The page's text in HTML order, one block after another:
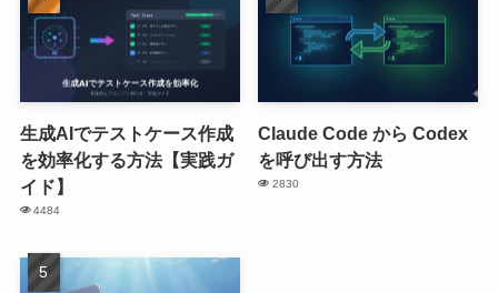
生成AIでテストケース作成
を効率化する方法【実践ガ
イド】
4484
Claude Code から Codex
を呼び出す方法
2830